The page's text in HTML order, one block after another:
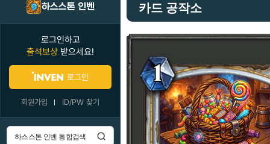
하스스톤 인벤
로그인하고
출석보상 받으세요!
로그인
회원가입 ID/PW 찾기
카드 공작소